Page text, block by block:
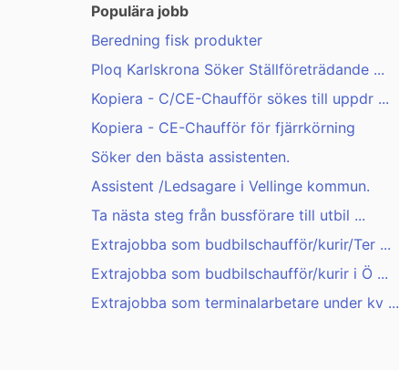
Populära jobb
Beredning fisk produkter
Ploq Karlskrona Söker Ställföreträdande ...
Kopiera - C/CE-Chaufför sökes till uppdr ...
Kopiera - CE-Chaufför för fjärrkörning
Söker den bästa assistenten.
Assistent /Ledsagare i Vellinge kommun.
Ta nästa steg från bussförare till utbil ...
Extrajobba som budbilschaufför/kurir/Ter ...
Extrajobba som budbilschaufför/kurir i Ö ...
Extrajobba som terminalarbetare under kv ...